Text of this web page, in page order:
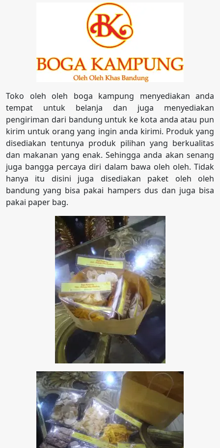
Toko oleh oleh boga kampung menyediakan anda
tempat untuk belanja dan juga menyediakan
pengiriman dari bandung untuk ke kota anda atau pun
kirim untuk orang yang ingin anda kirimi. Produk yang
disediakan tentunya produk pilihan yang berkualitas
dan makanan yang enak. Sehingga anda akan senang
juga bangga percaya diri dalam bawa oleh oleh. Tidak
hanya itu disini juga disediakan paket oleh oleh
bandung yang bisa pakai hampers dus dan juga bisa
pakai paper bag.